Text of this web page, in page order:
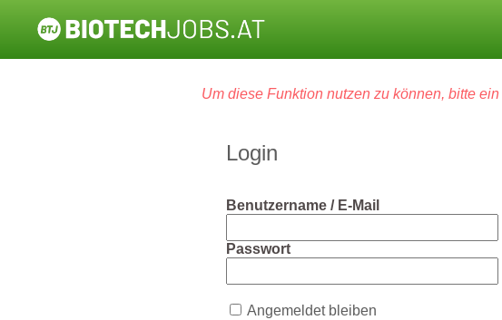
Um diese Funktion nutzen zu können, bitte ein
Login
Benutzername / E-Mail
Passwort
Angemeldet bleiben